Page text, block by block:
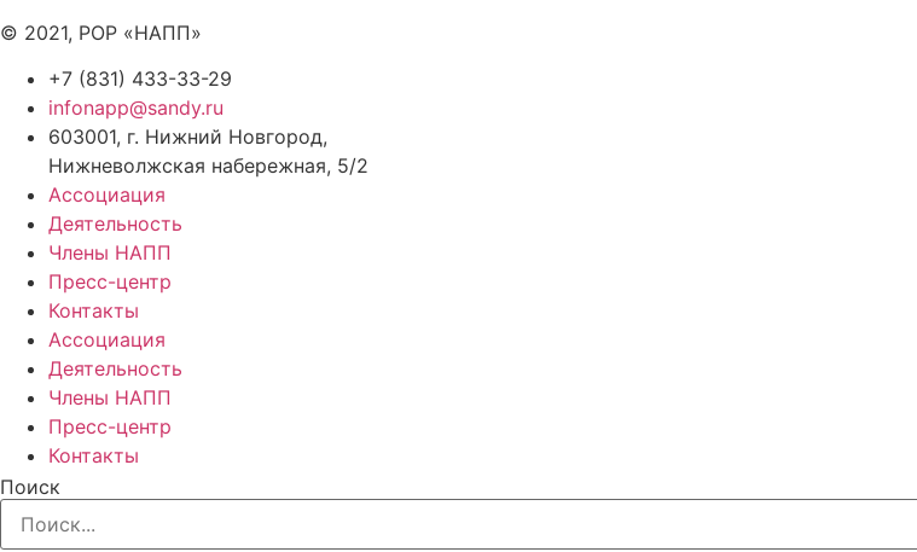
© 2021, РОР «НАПП»
+7 (831) 433-33-29
infonapp@sandy.ru
603001, г. Нижний Новгород,
Нижневолжская набережная, 5/2
Ассоциация
Деятельность
Члены НАПП
Пресс-центр
Контакты
Ассоциация
Деятельность
Члены НАПП
Пресс-центр
Контакты
Поиск